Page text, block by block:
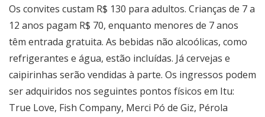
Os convites custam R$ 130 para adultos. Crianças de 7 a
12 anos pagam R$ 70, enquanto menores de 7 anos
têm entrada gratuita. As bebidas não alcoólicas, como
refrigerantes e água, estão incluídas. Já cervejas e
caipirinhas serão vendidas à parte. Os ingressos podem
ser adquiridos nos seguintes pontos físicos em Itu:
True Love, Fish Company, Merci Pó de Giz, Pérola